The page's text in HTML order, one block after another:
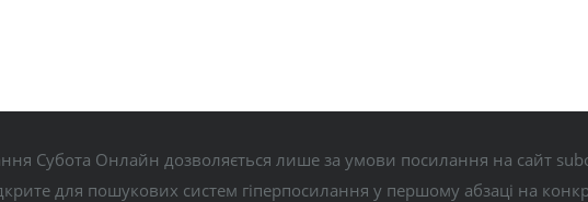
Субота Онлайн дозволяється лише за умови посилання на сайт
для пошукових систем гіперпосилання у першому абзаці на